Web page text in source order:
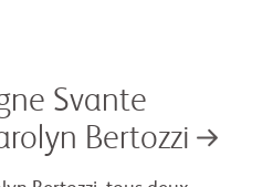
Svante
Bertozzi